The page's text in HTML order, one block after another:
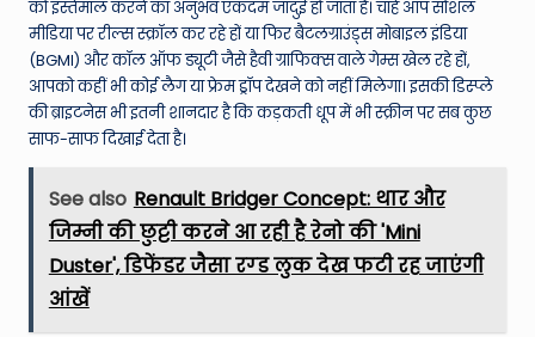
को इस्तेमाल करने का अनुभव एकदम जादुई हो जाता है। चाहे आप सोशल
मीडिया पर रील्स स्क्रॉल कर रहे हों या फिर बैटलग्राउंड्स मोबाइल इंडिया
(BGMI) और कॉल ऑफ ड्यूटी जैसे हैवी ग्राफिक्स वाले गेम्स खेल रहे हों,
आपको कहीं भी कोई लैग या फ्रेम ड्रॉप देखने को नहीं मिलेगा। इसकी डिस्प्ले
की ब्राइटनेस भी इतनी शानदार है कि कड़कती धूप में भी स्क्रीन पर सब कुछ
साफ-साफ दिखाई देता है।
See also Renault Bridger Concept: थार और
जिम्नी की छुट्टी करने आ रही है रेनो की 'Mini
Duster', डिफेंडर जैसा रग्ड लुक देख फटी रह जाएंगी
आंखें